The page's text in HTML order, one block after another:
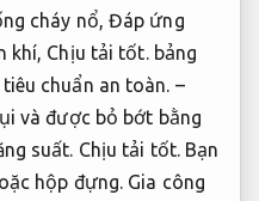
cháy nổ, Đáp ứng
khí, Chịu tải tốt. bảng
chuẩn an toàn. –
và được bỏ bớt bằng
suất. Chịu tải tốt. Bạn
hộp đựng. Gia công